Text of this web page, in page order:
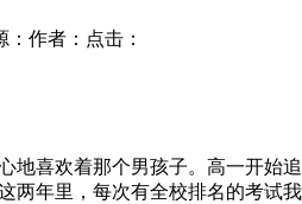
： 作者： 点击：
地喜欢着那个男孩子。高一开始
两年里，每次有全校排名的考试